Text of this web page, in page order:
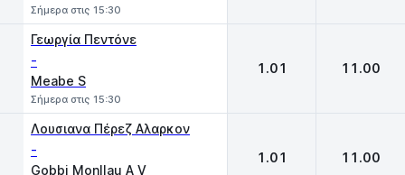
Σήμερα στις 15:30
Γεωργία Πεντόνε
-
Meabe S
Σήμερα στις 15:30
1.01 11.00
Λουσιανα Πέρεζ Αλαρκον
-
Gobbi Monllau A V
1.01 11.00